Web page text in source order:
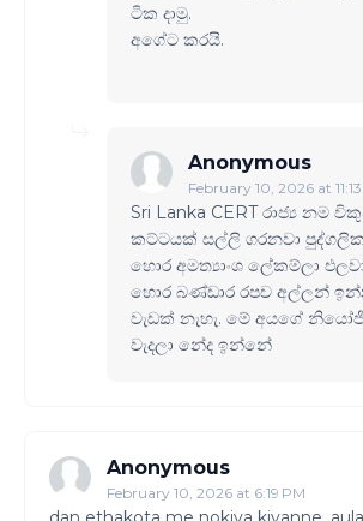
ටික දාමු.
අගේට කරයි.
Anonymous
February 10, 2026 at
Sri Lanka CERT රාජ්‍ය නම
කට්ටයක් සල්ලි ගරනවා
හොර අමත්‍යාංශ ලේකම්ලා
හොර බණ්ඩාර රපච අල්ලන්
වැඩක් නැහැ. මේ අයගේ
වැදලා නේද ඉන්නේ
Anonymous
February 10, 2026 at 6:19 PM